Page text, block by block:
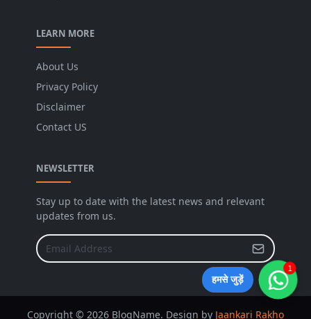
LEARN MORE
About Us
Privacy Policy
Disclaimer
Contact US
NEWSLETTER
Stay up to date with the latest news and relevant
updates from us.
Copyright © 2026 BlogName. Design by Jaankari Rakho
हमसे जुड़ें
1